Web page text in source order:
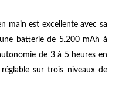
main est excellente avec sa
batterie de 5.200 mAh à
de 3 à 5 heures en
sur trois niveaux de